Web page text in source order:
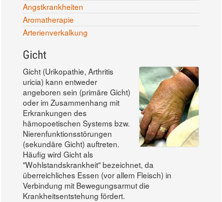
Angstkrankheiten
Aromatherapie
Arterienverkalkung
Gicht
Gicht (Urikopathie, Arthritis
uricia) kann entweder
angeboren sein (primäre Gicht)
oder im Zusammenhang mit
Erkrankungen des
hämopoetischen Systems bzw.
Nierenfunktionsstörungen
(sekundäre Gicht) auftreten.
Häufig wird Gicht als
"Wohlstandskrankheit" bezeichnet, da
überreichliches Essen (vor allem Fleisch) in
Verbindung mit Bewegungsarmut die
Krankheitsentstehung fördert.